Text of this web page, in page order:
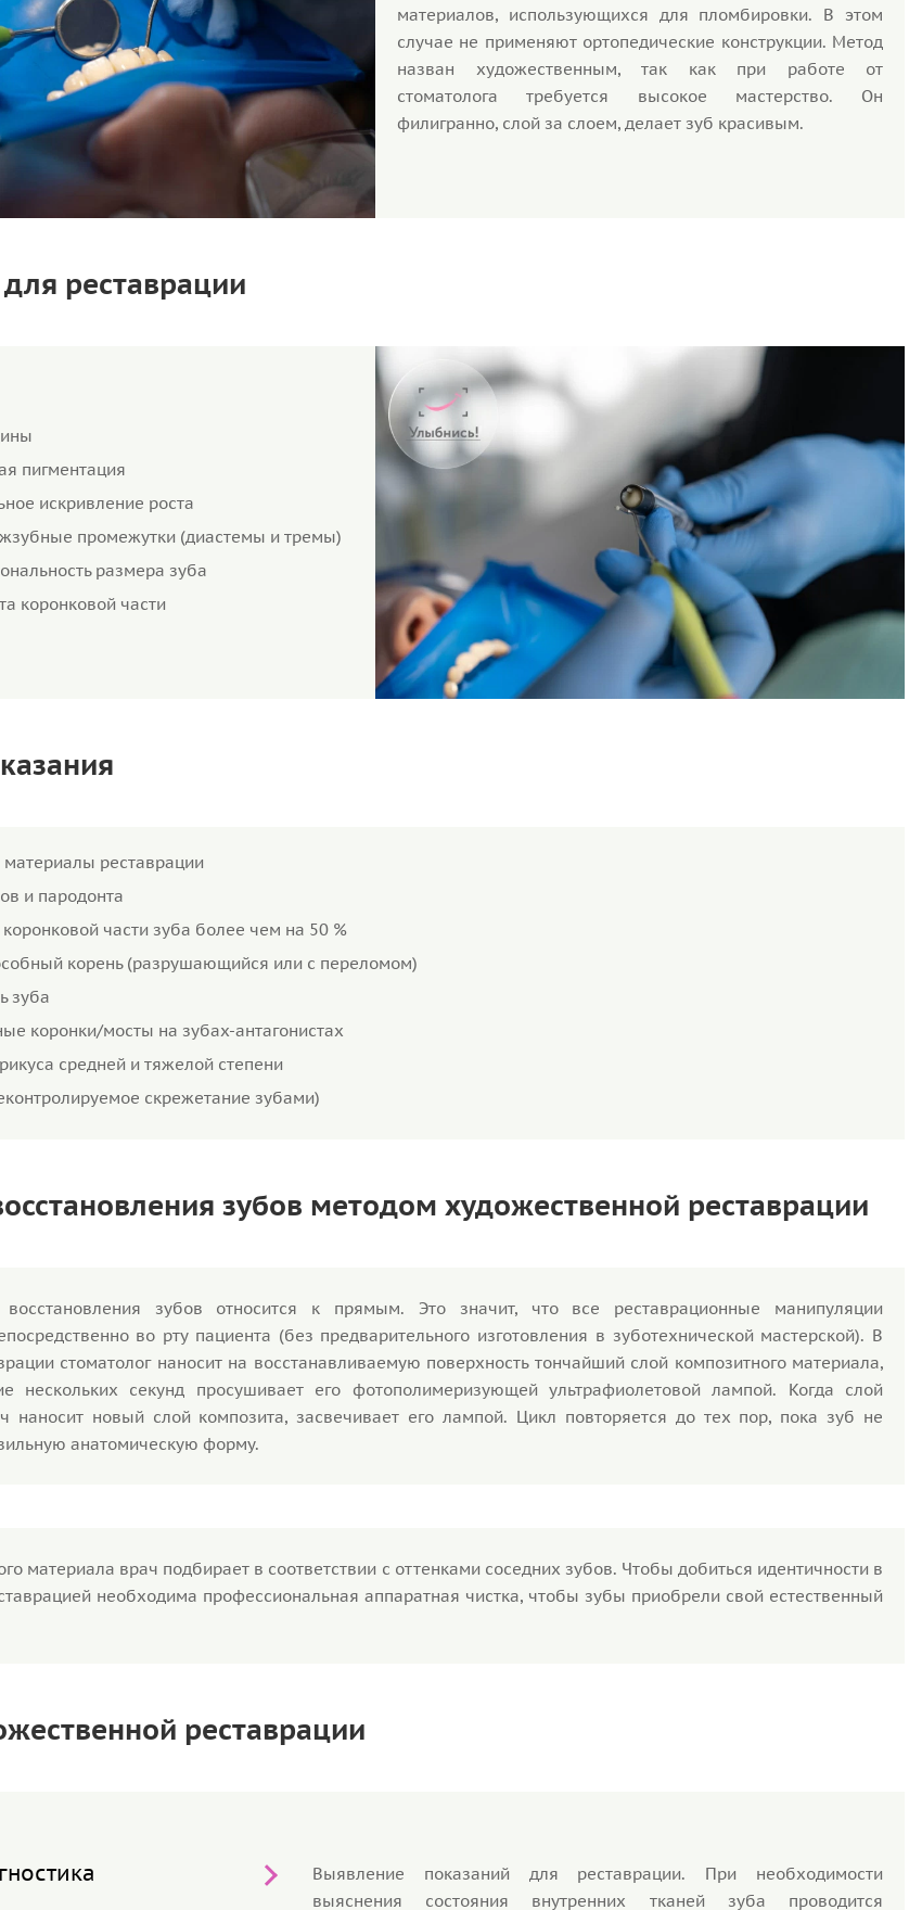
материалов, использующихся для пломбировки. В этом
случае не применяют ортопедические конструкции. Метод
назван художественным, так как при работе от
стоматолога требуется высокое мастерство. Он
филигранно, слой за слоем, делает зуб красивым.
реставрации
пигментация
искривление роста
промежутки (диастемы и тремы)
размера зуба
коронковой части
материалы реставрации
и пародонта
части зуба более чем на 50 %
корень (разрушающийся или с переломом)
зуба
коронки/мосты на зубах-антагонистах
средней и тяжелой степени
скрежетание зубами)
зубов методом художественной реставрации
зубов относится к прямым. Это значит, что все реставрационные манипуляции
во рту пациента (без предварительного изготовления в зуботехнической мастерской). В
стоматолог наносит на восстанавливаемую поверхность тончайший слой композитного материала,
нескольких секунд просушивает его фотополимеризующей ультрафиолетовой лампой. Когда слой
наносит новый слой композита, засвечивает его лампой. Цикл повторяется до тех пор, пока зуб не
анатомическую форму.
материала врач подбирает в соответствии с оттенками соседних зубов. Чтобы добиться идентичности в
необходима профессиональная аппаратная чистка, чтобы зубы приобрели свой естественный
реставрации
Выявление показаний для реставрации. При необходимости
выяснения состояния внутренних тканей зуба проводится